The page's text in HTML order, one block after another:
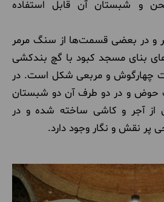
و شبستان آن قابل استفاده
و در بعضی قسمت‌ها از سنگ مرمر
بنای مسجد کبود با گچ بندکشی
چهارگوش و مربعی شکل است. در
و در دو طرف آن دو شبستان
از آجر و کاشی ساخته شده و در
نقش و نگار وجود دارد.